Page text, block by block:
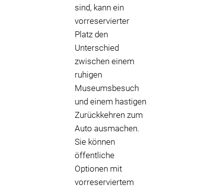
sind, kann ein
vorreservierter
Platz den
Unterschied
zwischen einem
ruhigen
Museumsbesuch
und einem hastigen
Zurückkehren zum
Auto ausmachen.
Sie können
öffentliche
Optionen mit
vorreserviertem